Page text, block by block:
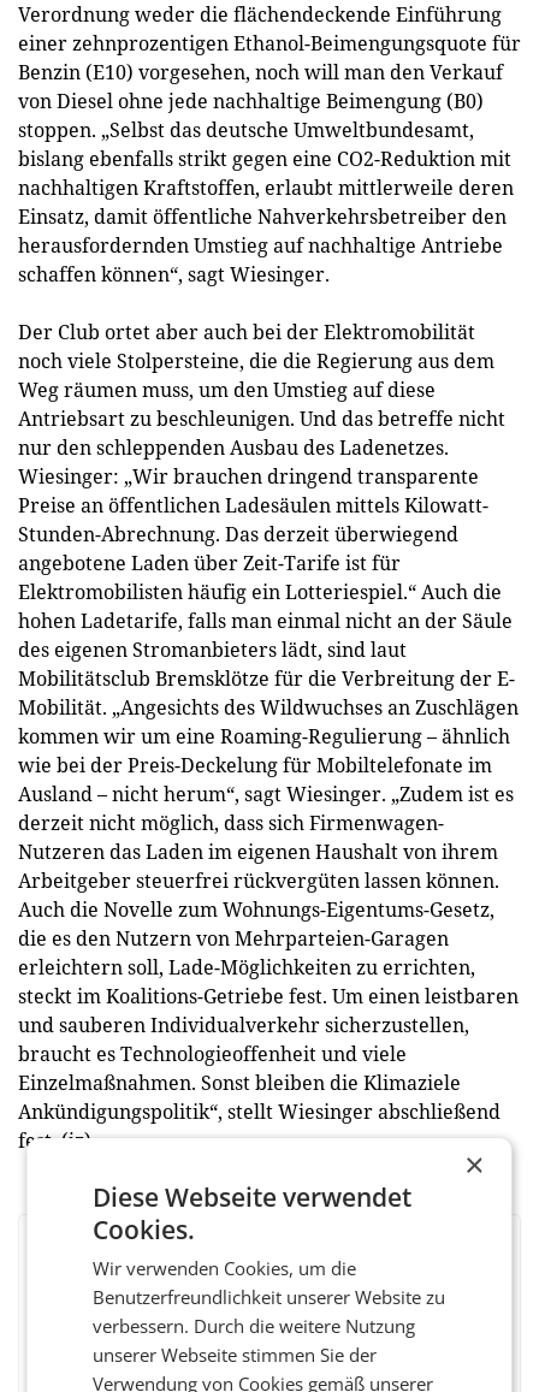
Verordnung weder die flächendeckende Einführung
einer zehnprozentigen Ethanol-Beimengungsquote für
Benzin (E10) vorgesehen, noch will man den Verkauf
von Diesel ohne jede nachhaltige Beimengung (B0)
stoppen. „Selbst das deutsche Umweltbundesamt,
bislang ebenfalls strikt gegen eine CO2-Reduktion mit
nachhaltigen Kraftstoffen, erlaubt mittlerweile deren
Einsatz, damit öffentliche Nahverkehrsbetreiber den
herausfordernden Umstieg auf nachhaltige Antriebe
schaffen können“, sagt Wiesinger.
Der Club ortet aber auch bei der Elektromobilität
noch viele Stolpersteine, die die Regierung aus dem
Weg räumen muss, um den Umstieg auf diese
Antriebsart zu beschleunigen. Und das betreffe nicht
nur den schleppenden Ausbau des Ladenetzes.
Wiesinger: „Wir brauchen dringend transparente
Preise an öffentlichen Ladesäulen mittels Kilowatt-
Stunden-Abrechnung. Das derzeit überwiegend
angebotene Laden über Zeit-Tarife ist für
Elektromobilisten häufig ein Lotteriespiel.“ Auch die
hohen Ladetarife, falls man einmal nicht an der Säule
des eigenen Stromanbieters lädt, sind laut
Mobilitätsclub Bremsklötze für die Verbreitung der E-
Mobilität. „Angesichts des Wildwuchses an Zuschlägen
kommen wir um eine Roaming-Regulierung – ähnlich
wie bei der Preis-Deckelung für Mobiltelefonate im
Ausland – nicht herum“, sagt Wiesinger. „Zudem ist es
derzeit nicht möglich, dass sich Firmenwagen-
Nutzeren das Laden im eigenen Haushalt von ihrem
Arbeitgeber steuerfrei rückvergüten lassen können.
Auch die Novelle zum Wohnungs-Eigentums-Gesetz,
die es den Nutzern von Mehrparteien-Garagen
erleichtern soll, Lade-Möglichkeiten zu errichten,
steckt im Koalitions-Getriebe fest. Um einen leistbaren
und sauberen Individualverkehr sicherzustellen,
braucht es Technologieoffenheit und viele
Einzelmaßnahmen. Sonst bleiben die Klimaziele
Ankündigungspolitik“, stellt Wiesinger abschließend
fest. (jz)
BEWERTEN SIE DIESEN ARTIKEL
Facebook Twitter WhatsAppLinkedIn Teilen
×
Diese Webseite verwendet
Cookies.
Wir verwenden Cookies, um die
Benutzerfreundlichkeit unserer Website zu
verbessern. Durch die weitere Nutzung
unserer Webseite stimmen Sie der
Verwendung von Cookies gemäß unserer